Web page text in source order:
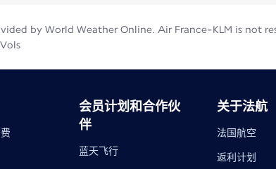
by World Weather Online. Air France-KLM is not
会员计划和合作伙
伴
蓝天飞行
关于法航
法国航空
返利计划